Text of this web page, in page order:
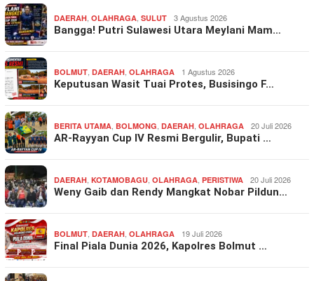
DAERAH, OLAHRAGA, SULUT 3 Agustus 2026
Bangga! Putri Sulawesi Utara Meylani Mam…
BOLMUT, DAERAH, OLAHRAGA 1 Agustus 2026
Keputusan Wasit Tuai Protes, Busisingo F…
BERITA UTAMA, BOLMONG, DAERAH, OLAHRAGA 20 Juli 2026
AR-Rayyan Cup IV Resmi Bergulir, Bupati …
DAERAH, KOTAMOBAGU, OLAHRAGA, PERISTIWA 20 Juli 2026
Weny Gaib dan Rendy Mangkat Nobar Pildun…
BOLMUT, DAERAH, OLAHRAGA 19 Juli 2026
Final Piala Dunia 2026, Kapolres Bolmut …